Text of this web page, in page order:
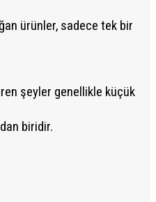
ürünler, sadece tek bir
şeyler genellikle küçük
biridir.